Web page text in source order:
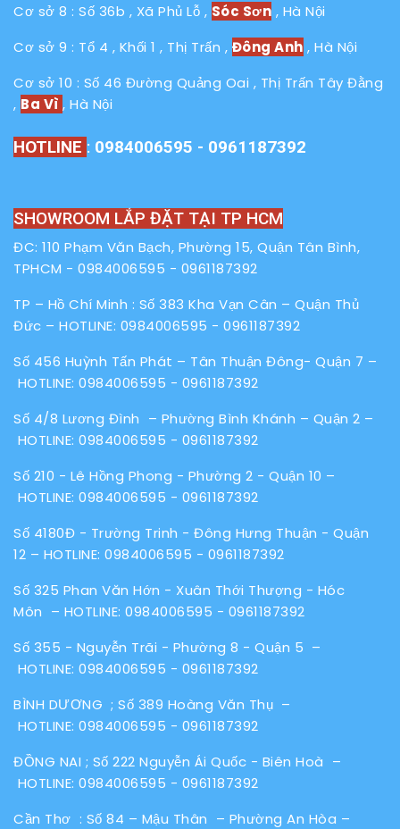
Cơ sở 8 : Số 36b , Xã Phủ Lỗ , Sóc Sơn , Hà Nội
Cơ sở 9 : Tổ 4 , Khối 1 , Thị Trấn , Đông Anh , Hà Nội
Cơ sở 10 : Số 46 Đường Quảng Oai , Thị Trấn Tây Đằng
, Ba Vì , Hà Nội
HOTLINE : 0984006595 - 0961187392
SHOWROOM LẮP ĐẶT TẠI TP HCM
ĐC: 110 Phạm Văn Bạch, Phường 15, Quận Tân Bình,
TPHCM - 0984006595 - 0961187392
TP – Hồ Chí Minh : Số 383 Kha Vạn Cân – Quận Thủ
Đức – HOTLINE: 0984006595 - 0961187392
Số 456 Huỳnh Tấn Phát – Tân Thuận Đông- Quận 7 –
HOTLINE: 0984006595 - 0961187392
Số 4/8 Lương Đình – Phường Bình Khánh – Quận 2 –
HOTLINE: 0984006595 - 0961187392
Số 210 - Lê Hồng Phong - Phường 2 - Quận 10 –
HOTLINE: 0984006595 - 0961187392
Số 4180Đ - Trường Trinh - Đông Hưng Thuận - Quận
12 – HOTLINE: 0984006595 - 0961187392
Số 325 Phan Văn Hớn - Xuân Thới Thượng - Hóc
Môn – HOTLINE: 0984006595 - 0961187392
Số 355 - Nguyễn Trãi - Phường 8 - Quận 5 –
HOTLINE: 0984006595 - 0961187392
BÌNH DƯƠNG ; Số 389 Hoàng Văn Thụ –
HOTLINE: 0984006595 - 0961187392
ĐỒNG NAI ; Số 222 Nguyễn Ái Quốc - Biên Hoà –
HOTLINE: 0984006595 - 0961187392
Cần Thơ : Số 84 – Mậu Thân – Phường An Hòa –